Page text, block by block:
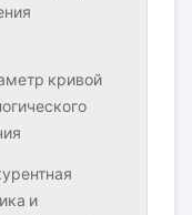
кривой
и